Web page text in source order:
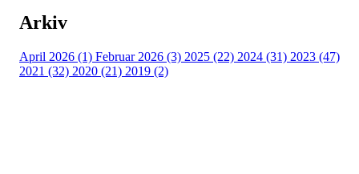
Arkiv
April 2026 (1) Februar 2026 (3) 2025 (22) 2024 (31) 2023 (47)
2021 (32) 2020 (21) 2019 (2)